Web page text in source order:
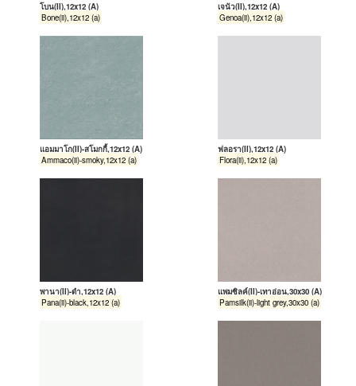
โบน(II),12x12 (A)
Bone(ii),12x12 (a)
เจนัว(II),12x12 (A)
Genoa(ii),12x12 (a)
แอมมาโก(II)-สโมกกี้,12x12 (A)
Ammaco(ii)-smoky,12x12 (a)
ฟลอรา(II),12x12 (A)
Flora(ii),12x12 (a)
พานา(II)-ดำ,12x12 (A)
Pana(ii)-black,12x12 (a)
แพมซิลค์(II)-เทาอ่อน,30x30 (A)
Pamsilk(ii)-light grey,30x30 (a)